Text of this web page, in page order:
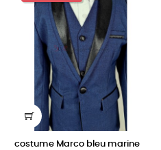
costume Marco bleu marine